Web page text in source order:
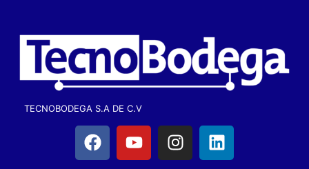
TECNOBODEGA S.A DE C.V